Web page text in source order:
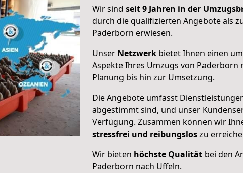
Wir sind seit 9 Jahren in der
durch die qualifizierten Angebote als
Paderborn erwiesen.
Unser Netzwerk bietet Ihnen einen
Aspekte Ihres Umzugs von Paderborn
Planung bis hin zur Umsetzung.
Die Angebote umfasst
abgestimmt sind, und unser
Verfügung. Zusammen können wir
stressfrei und reibungsloszu
Wir bieten höchste Qualität bei den
Paderborn nach Uffeln.